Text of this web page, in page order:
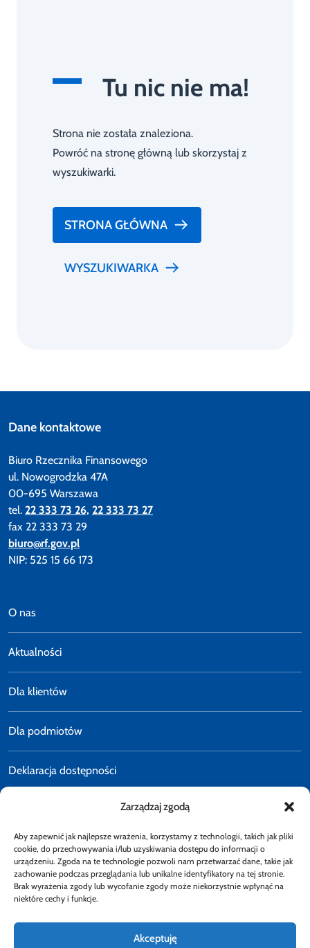
Zarządzaj zgodą
Aby zapewnić jak najlepsze wrażenia, korzystamy z technologii, takich jak pliki
cookie, do przechowywania i/lub uzyskiwania dostępu do informacji o
urządzeniu. Zgoda na te technologie pozwoli nam przetwarzać dane, takie jak
zachowanie podczas przeglądania lub unikalne identyfikatory na tej stronie.
Brak wyrażenia zgody lub wycofanie zgody może niekorzystnie wpłynąć na
niektóre cechy i funkcje.
Akceptuję
Tu nic nie ma!
Strona nie została znaleziona.
Powróć na stronę główną lub skorzystaj z
wyszukiwarki.
STRONA GŁÓWNA
WYSZUKIWARKA
Dane kontaktowe
Biuro Rzecznika Finansowego
ul. Nowogrodzka 47A
00-695 Warszawa
tel. 22 333 73 26, 22 333 73 27
fax 22 333 73 29
biuro@rf.gov.pl
NIP: 525 15 66 173
O nas
Aktualności
Dla klientów
Dla podmiotów
Deklaracja dostępności
E-faktury
Dostępność